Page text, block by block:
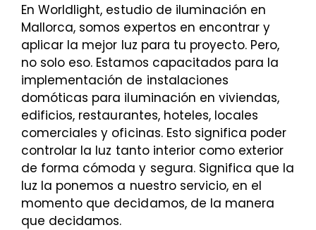
En Worldlight, estudio de iluminación en
Mallorca, somos expertos en encontrar y
aplicar la mejor luz para tu proyecto. Pero,
no solo eso. Estamos capacitados para la
implementación de instalaciones
domóticas para iluminación en viviendas,
edificios, restaurantes, hoteles, locales
comerciales y oficinas. Esto significa poder
controlar la luz tanto interior como exterior
de forma cómoda y segura. Significa que la
luz la ponemos a nuestro servicio, en el
momento que decidamos, de la manera
que decidamos.